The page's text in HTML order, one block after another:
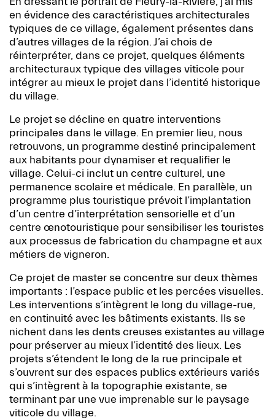
en évidence des caractéristiques architecturales
typiques de ce village, également présentes dans
d’autres villages de la région. J’ai chois de
réinterpréter, dans ce projet, quelques éléments
architecturaux typique des villages viticole pour
intégrer au mieux le projet dans l’identité historique
du village.
Le projet se décline en quatre interventions
principales dans le village. En premier lieu, nous
retrouvons, un programme destiné principalement
aux habitants pour dynamiser et requalifier le
village. Celui-ci inclut un centre culturel, une
permanence scolaire et médicale. En parallèle, un
programme plus touristique prévoit l’implantation
d’un centre d’interprétation sensorielle et d’un
centre œnotouristique pour sensibiliser les touristes
aux processus de fabrication du champagne et aux
métiers de vigneron.
Ce projet de master se concentre sur deux thèmes
importants : l’espace public et les percées visuelles.
Les interventions s’intègrent le long du village-rue,
en continuité avec les bâtiments existants. Ils se
nichent dans les dents creuses existantes au village
pour préserver au mieux l’identité des lieux. Les
projets s’étendent le long de la rue principale et
s’ouvrent sur des espaces publics extérieurs variés
qui s’intègrent à la topographie existante, se
terminant par une vue imprenable sur le paysage
viticole du village.